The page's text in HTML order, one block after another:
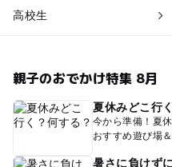
高校生
親子のおでかけ特集 8月
夏休みどこ行
今から準備！夏
おすすめ遊び場
暑さに負けず